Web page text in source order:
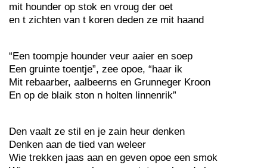
mit hounder op stok en vroug der oet
en t zichten van t koren deden ze mit haand
“Een toompje hounder veur aaier en soep
Een gruinte toentje”, zee opoe, “haar ik
Mit rebaarber, aalbeerns en Grunneger Kroon
En op de blaik ston n holten linnenrik”
Den vaalt ze stil en je zain heur denken
Denken aan de tied van weleer
Wie trekken jaas aan en geven opoe een smok